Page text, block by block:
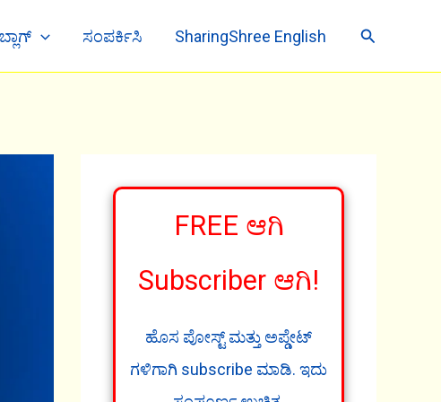
ಬ್ಲಾಗ್ ಸಂಪರ್ಕಿಸಿ SharingShree English Search
FREE ಆಗಿ
Subscriber ಆಗಿ!
ಹೊಸ ಪೋಸ್ಟ್ ಮತ್ತು ಅಪ್ಡೇಟ್
ಗಳಿಗಾಗಿ subscribe ಮಾಡಿ. ಇದು